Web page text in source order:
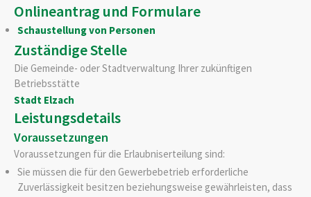
Onlineantrag und Formulare
Schaustellung von Personen
Zuständige Stelle
Die Gemeinde- oder Stadtverwaltung Ihrer zukünftigen
Betriebsstätte
Stadt Elzach
Leistungsdetails
Voraussetzungen
Voraussetzungen für die Erlaubniserteilung sind:
Sie müssen die für den Gewerbebetrieb erforderliche
Zuverlässigkeit besitzen beziehungsweise gewährleisten, dass